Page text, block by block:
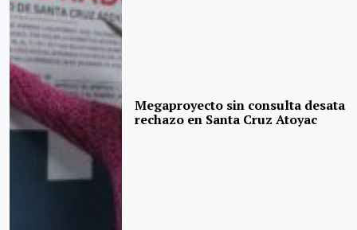
Megaproyecto sin consulta desata
rechazo en Santa Cruz Atoyac